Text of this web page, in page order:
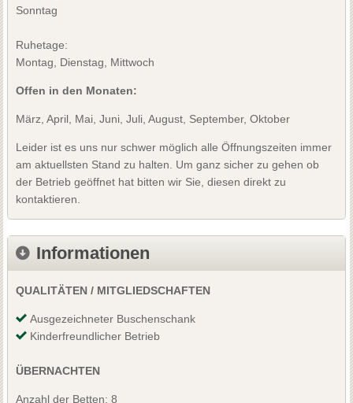
Sonntag
Ruhetage:
Montag, Dienstag, Mittwoch
Offen in den Monaten:
März, April, Mai, Juni, Juli, August, September, Oktober
Leider ist es uns nur schwer möglich alle Öffnungszeiten immer
am aktuellsten Stand zu halten. Um ganz sicher zu gehen ob
der Betrieb geöffnet hat bitten wir Sie, diesen direkt zu
kontaktieren.
Informationen
QUALITÄTEN / MITGLIEDSCHAFTEN
Ausgezeichneter Buschenschank
Kinderfreundlicher Betrieb
ÜBERNACHTEN
Anzahl der Betten: 8